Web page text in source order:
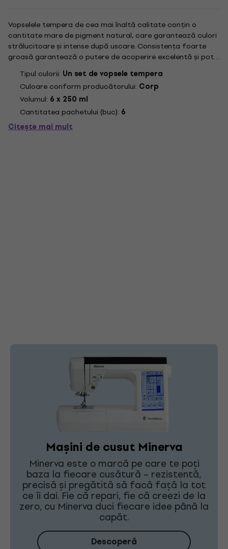
Vopselele tempera de cea mai înaltă calitate conțin o
cantitate mare de pigment natural, care garantează culori
strălucitoare și intense după uscare. Consistența foarte
groasă garantează o putere de acoperire excelentă și pot
fi diluate cu apă și amestecate între ele dacă este necesar.
Potrivit pentru hârtie, carton, lemn, sticlă. După uscare,...
Tipul culorii: Un set de vopsele tempera
Culoare conform producătorului: Corp
Volumul: 6 x 250 ml
Cantitatea pachetului (buc): 6
Citește mai mult
Mașini de cusut Minerva
Minerva este o marcă pe care te poți
baza la fiecare cusătură – rezistentă,
precisă și pregătită să facă față la tot
ce îi dai. Fie că repari, fie că creezi de la
zero, cu Minerva duci fiecare idee până la
capăt.
Descoperă